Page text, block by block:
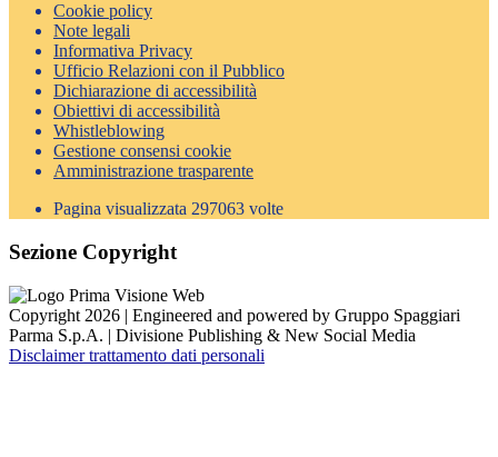
Cookie policy
Note legali
Informativa Privacy
Ufficio Relazioni con il Pubblico
Dichiarazione di accessibilità
Obiettivi di accessibilità
Whistleblowing
Gestione consensi cookie
Amministrazione trasparente
Pagina visualizzata 297063 volte
Sezione Copyright
Copyright 2026 | Engineered and powered by Gruppo Spaggiari
Parma S.p.A. | Divisione Publishing & New Social Media
Disclaimer trattamento dati personali